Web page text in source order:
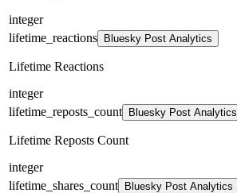
integer
lifetime_reactions
Bluesky Post Analytics
Lifetime Reactions
integer
lifetime_reposts_count
Bluesky Post Analytics
Lifetime Reposts Count
integer
lifetime_shares_count
Bluesky Post Analytics